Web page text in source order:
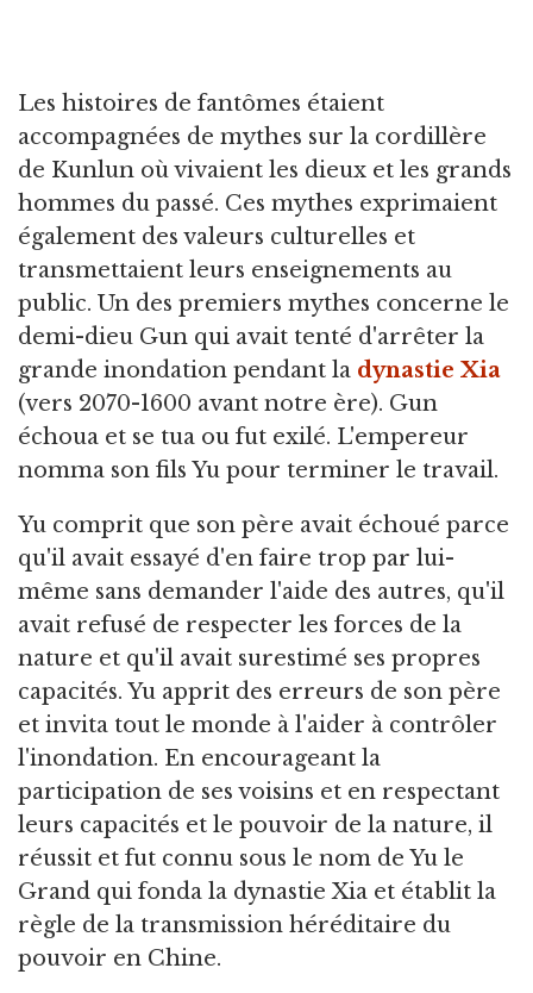
Les histoires de fantômes étaient
accompagnées de mythes sur la cordillère
de Kunlun où vivaient les dieux et les grands
hommes du passé. Ces mythes exprimaient
également des valeurs culturelles et
transmettaient leurs enseignements au
public. Un des premiers mythes concerne le
demi-dieu Gun qui avait tenté d'arrêter la
grande inondation pendant la dynastie Xia
(vers 2070-1600 avant notre ère). Gun
échoua et se tua ou fut exilé. L'empereur
nomma son fils Yu pour terminer le travail.
Yu comprit que son père avait échoué parce
qu'il avait essayé d'en faire trop par lui-
même sans demander l'aide des autres, qu'il
avait refusé de respecter les forces de la
nature et qu'il avait surestimé ses propres
capacités. Yu apprit des erreurs de son père
et invita tout le monde à l'aider à contrôler
l'inondation. En encourageant la
participation de ses voisins et en respectant
leurs capacités et le pouvoir de la nature, il
réussit et fut connu sous le nom de Yu le
Grand qui fonda la dynastie Xia et établit la
règle de la transmission héréditaire du
pouvoir en Chine.